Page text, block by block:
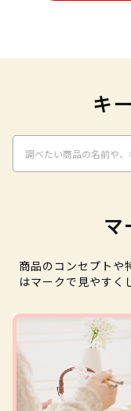
キ
マ
商品のコンセプトや
はマークで見やすく